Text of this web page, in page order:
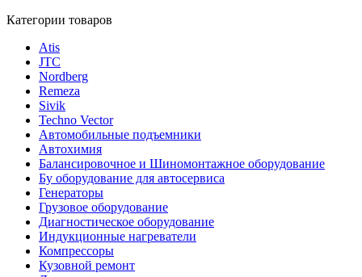
Категории товаров
Atis
JTC
Nordberg
Remeza
Sivik
Techno Vector
Автомобильные подъемники
Автохимия
Балансировочное и Шиномонтажное оборудование
Бу оборудование для автосервиса
Генераторы
Грузовое оборудование
Диагностическое оборудование
Индукционные нагреватели
Компрессоры
Кузовной ремонт